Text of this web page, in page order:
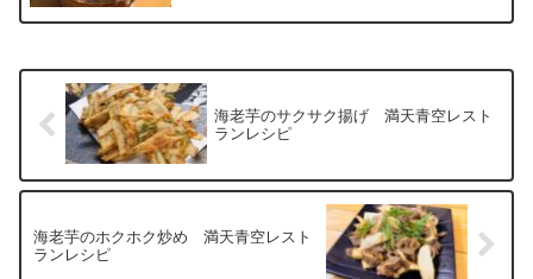
海老芋のサクサク揚げ 満天青空レスト
ランレシピ
海老芋のホクホク炒め 満天青空レスト
ランレシピ